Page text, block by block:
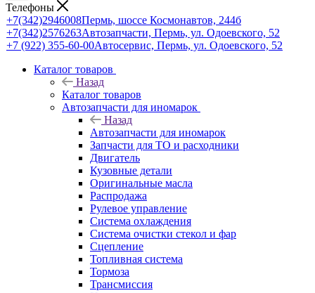
Телефоны
+7(342)2946008Пермь, шоссе Космонавтов, 244б
+7(342)2576263Автозапчасти, Пермь, ул. Одоевского, 52
+7 (922) 355-60-00Автосервис, Пермь, ул. Одоевского, 52
Каталог товаров
Назад
Каталог товаров
Автозапчасти для иномарок
Назад
Автозапчасти для иномарок
Запчасти для ТО и расходники
Двигатель
Кузовные детали
Оригинальные масла
Распродажа
Рулевое управление
Система охлаждения
Система очистки стекол и фар
Сцепление
Топливная система
Тормоза
Трансмиссия